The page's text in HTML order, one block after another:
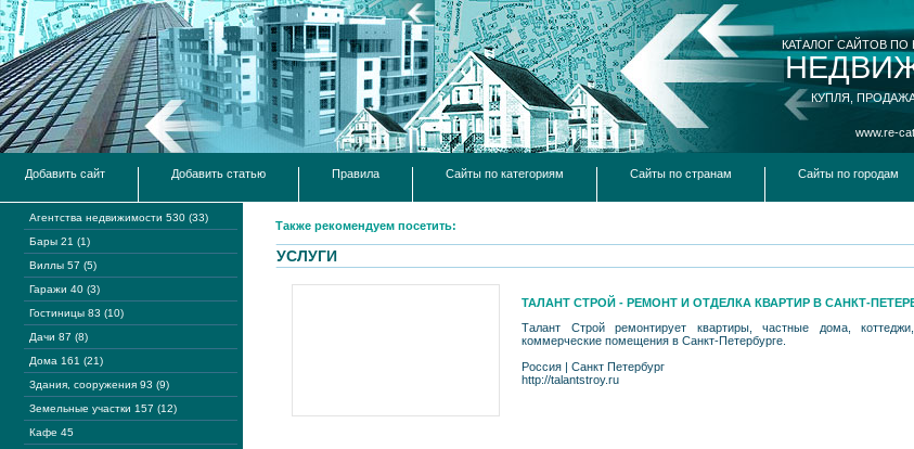
КАТАЛОГ САЙТОВ
КУПЛЯ,
www.re-
Добавить сайт Добавить статью Правила Сайты по категориям Сайты по странам Сайты по городам
Агентства недвижимости 530 (33)
Бары 21 (1)
Виллы 57 (5)
Гаражи 40 (3)
Гостиницы 83 (10)
Дачи 87 (8)
Дома 161 (21)
Здания, сооружения 93 (9)
Земельные участки 157 (12)
Кафе 45
Также рекомендуем посетить:
УСЛУГИ
ТАЛАНТ СТРОЙ - РЕМОНТ И ОТДЕЛКА КВАРТИР В САНКТ-
Талант Строй ремонтирует квартиры, частные дома,
коммерческие помещения в Санкт-Петербурге.
Россия | Санкт Петербург
http://talantstroy.ru